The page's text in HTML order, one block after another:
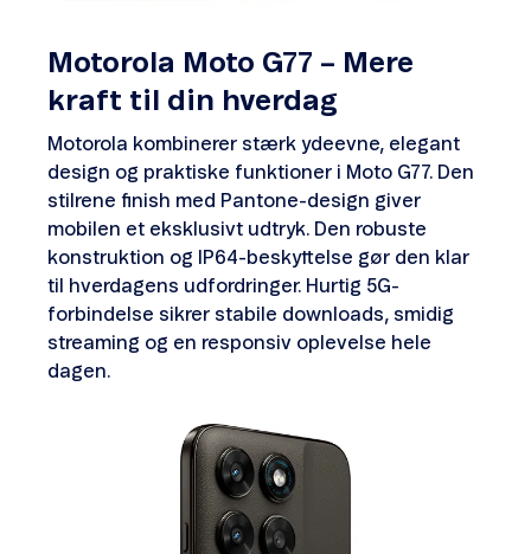
Motorola Moto G77 – Mere
kraft til din hverdag
Motorola kombinerer stærk ydeevne, elegant
design og praktiske funktioner i Moto G77. Den
stilrene finish med Pantone-design giver
mobilen et eksklusivt udtryk. Den robuste
konstruktion og IP64-beskyttelse gør den klar
til hverdagens udfordringer. Hurtig 5G-
forbindelse sikrer stabile downloads, smidig
streaming og en responsiv oplevelse hele
dagen.